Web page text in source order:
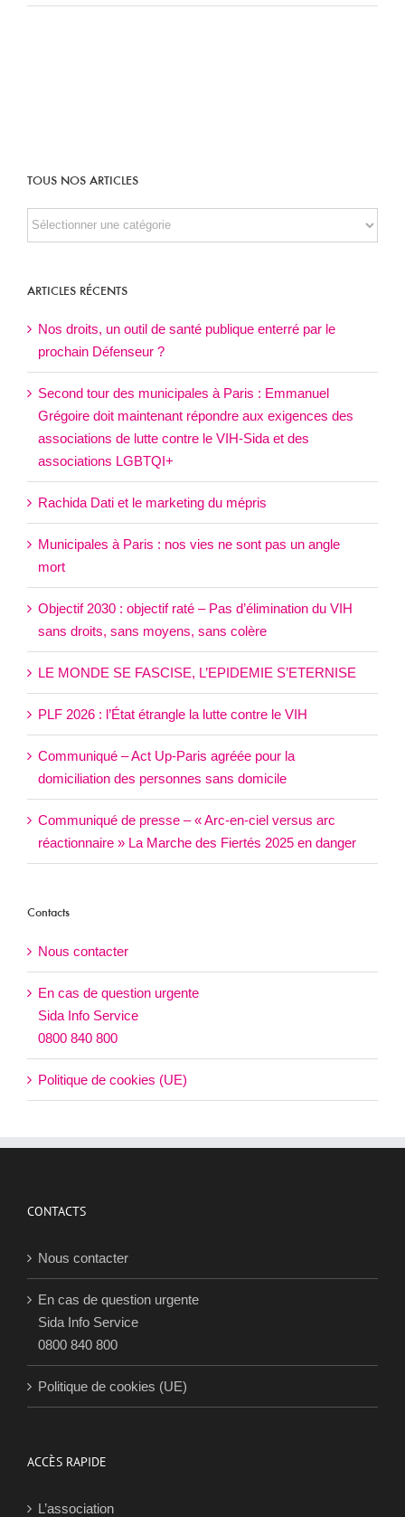
TOUS NOS ARTICLES
TOUS
NOS
ARTICLES RÉCENTS
Nos droits, un outil de santé publique enterré par le
prochain Défenseur ?
Second tour des municipales à Paris : Emmanuel
Grégoire doit maintenant répondre aux exigences des
associations de lutte contre le VIH-Sida et des
associations LGBTQI+
Rachida Dati et le marketing du mépris
Municipales à Paris : nos vies ne sont pas un angle
mort
Objectif 2030 : objectif raté – Pas d’élimination du VIH
sans droits, sans moyens, sans colère
LE MONDE SE FASCISE, L’EPIDEMIE S’ETERNISE
PLF 2026 : l’État étrangle la lutte contre le VIH
Communiqué – Act Up-Paris agréée pour la
domiciliation des personnes sans domicile
Communiqué de presse – « Arc-en-ciel versus arc
réactionnaire » La Marche des Fiertés 2025 en danger
Contacts
Nous contacter
En cas de question urgente
Sida Info Service
0800 840 800
Politique de cookies (UE)
CONTACTS
Nous contacter
En cas de question urgente
Sida Info Service
0800 840 800
Politique de cookies (UE)
ACCÈS RAPIDE
L’association